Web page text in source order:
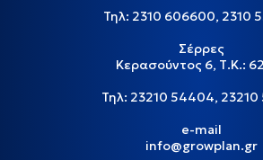
Τηλ: 2310 606600, 2310
Σέρρες
Κερασούντος 6, Τ.Κ.:
Τηλ: 23210 54404, 23210
e-mail
info@growplan.gr